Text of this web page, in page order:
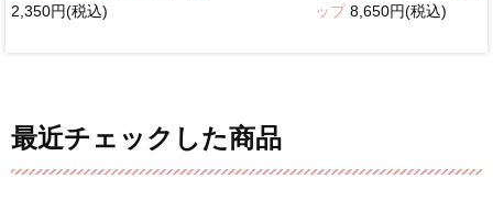
2,350円(税込)
ップ8,650円(税込)
最近チェックした商品